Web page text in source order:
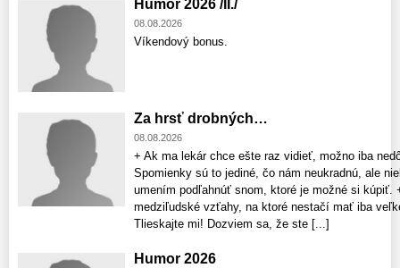
Humor 2026 /II./
08.08.2026
Víkendový bonus.
Za hrsť drobných…
08.08.2026
+ Ak ma lekár chce ešte raz vidieť, možno iba
Spomienky sú to jediné, čo nám neukradnú, ale
umením podľahnúť snom, ktoré je možné si kúpiť.
medziľudské vzťahy, na ktoré nestačí mať iba
Tlieskajte mi! Dozviem sa, že ste [...]
Humor 2026